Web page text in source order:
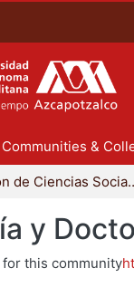
Communities &
División de
y
for this community